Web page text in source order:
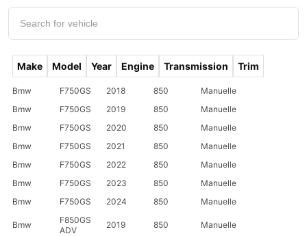
Make Model Year Engine Transmission Trim
Bmw F750GS 2018 850
Manuelle
Bmw
F750GS 2019 850
Manuelle
Bmw
F750GS 2020 850
Manuelle
Bmw
F750GS 2021 850
Manuelle
Bmw
F750GS 2022 850
Manuelle
Bmw
F750GS 2023 850
Manuelle
Bmw
F750GS 2024 850 Manuelle
Bmw
F850GS
ADV
2019 850 Manuelle